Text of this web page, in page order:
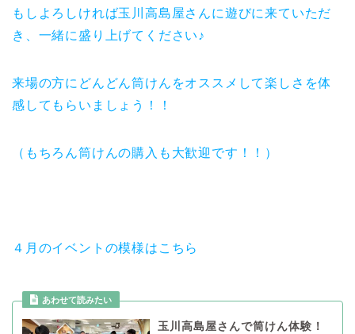
もしよろしければ玉川高島屋さんに遊びに来ていただ
き、一緒に盛り上げてください♪
来場の方にどんどん筒けんをオススメして楽しさを体
感してもらいましょう！！
（もちろん筒けんの購入も大歓迎です！！）
４月のイベントの模様はこちら
あわせて読みたい
玉川高島屋さんで筒けん体験！